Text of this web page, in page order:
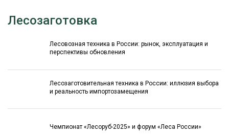
Лесозаготовка
Лесовозная техника в России: рынок, эксплуатация и
перспективы обновления
Лесозаготовительная техника в России: иллюзия выбора
и реальность импортозамещения
Чемпионат «Лесоруб-2025» и форум «Леса России»